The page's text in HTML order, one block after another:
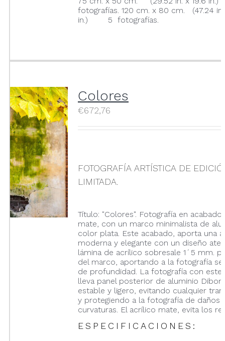
fotografías. 120 cm. x 80 cm. (47.24 in.
in.) 5 fotografías.
Colores
€672,76
FOTOGRAFÍA ARTÍSTICA DE
LIMITADA.
Título: "Colores". Fotografía en acabado
mate, con un marco minimalista de
color plata. Este acabado, aporta una
moderna y elegante con un diseño
lámina de acrílico sobresale 1´5 mm.
del marco, aportando a la fotografía
de profundidad. La fotografía con este
lleva panel posterior de aluminio
estable y ligero, evitando cualquier
y protegiendo a la fotografía de daños
curvaturas. El acrílico mate, evita los
ESPECIFICACIONES: